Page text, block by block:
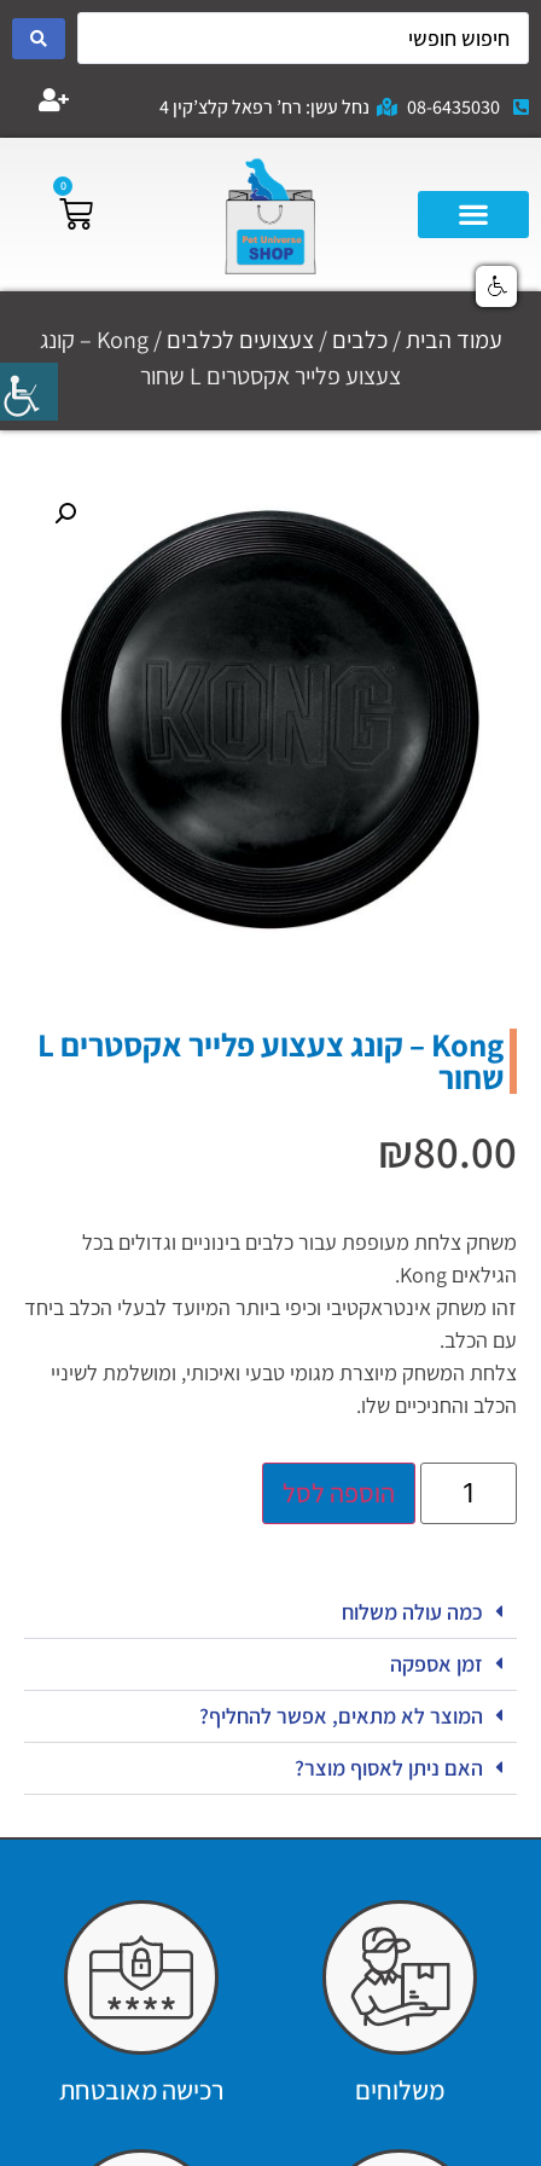
08-6435030 נחל עשן: רח’ רפאל קלצ’קין 4
0
עמוד הבית/כלבים/ צעצועים לכלבים
/ Kong – קונג
צעצוע פלייר אקסטרים L שחור
Kong – קונג צעצוע פלייר אקסטרים L
שחור
₪80.00
משחק צלחת מעופפת עבור כלבים בינוניים וגדולים בכל
הגילאים Kong.
זהו משחק אינטראקטיבי וכיפי ביותר המיועד לבעלי הכלב ביחד
עם הכלב.
צלחת המשחק מיוצרת מגומי טבעי ואיכותי, ומושלמת לשיניי
הכלב והחניכיים שלו.
הוספה לסל
כמה עולה משלוח
זמן אספקה
המוצר לא מתאים, אפשר להחליף?
האם ניתן לאסוף מוצר?
משלוחים רכישה מאובטחת